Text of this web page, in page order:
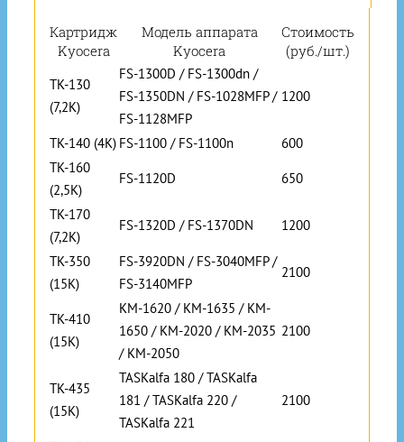
Картридж
Kyocera
Модель аппарата
Kyocera
Стоимость
(руб./шт.)
TK-130
(7,2K)
FS-1300D / FS-1300dn /
FS-1350DN / FS-1028MFP /
FS-1128MFP
1200
TK-140 (4K) FS-1100 / FS-1100n
600
TK-160
(2,5K)
FS-1120D 650
TK-170
(7,2K)
FS-1320D / FS-1370DN 1200
TK-350
(15K)
FS-3920DN / FS-3040MFP /
FS-3140MFP
2100
TK-410
(15K)
KM-1620 / KM-1635 / KM-
1650 / KM-2020 / KM-2035
/ KM-2050
2100
TK-435
(15K)
TASKalfa 180 / TASKalfa
181 / TASKalfa 220 /
TASKalfa 221
2100